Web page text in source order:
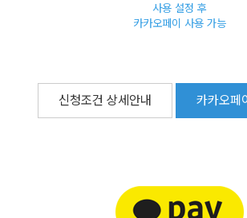
사용 설정 후
카카오페이 사용 가능
신청조건 상세안내 카카오페